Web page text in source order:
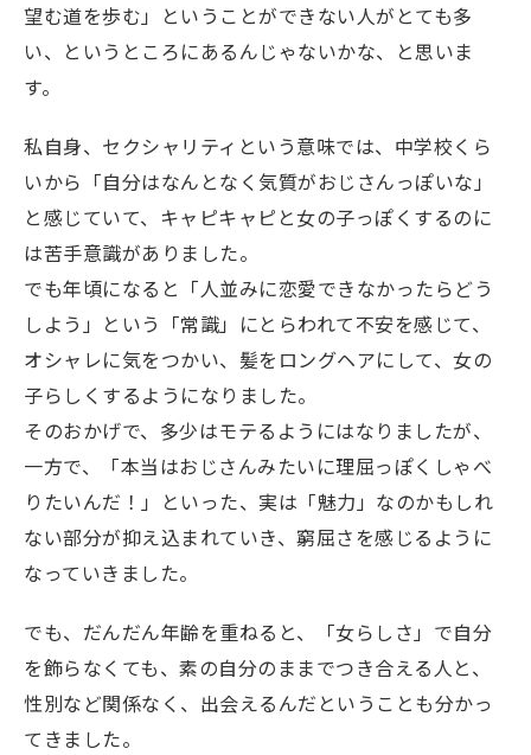
望む道を歩む」ということができない人がとても多
い、というところにあるんじゃないかな、と思いま
す。
私自身、セクシャリティという意味では、中学校くら
いから「自分はなんとなく気質がおじさんっぽいな」
と感じていて、キャピキャピと女の子っぽくするのに
は苦手意識がありました。
でも年頃になると「人並みに恋愛できなかったらどう
しよう」という「常識」にとらわれて不安を感じて、
オシャレに気をつかい、髪をロングヘアにして、女の
子らしくするようになりました。
そのおかげで、多少はモテるようにはなりましたが、
一方で、「本当はおじさんみたいに理屈っぽくしゃべ
りたいんだ！」といった、実は「魅力」なのかもしれ
ない部分が抑え込まれていき、窮屈さを感じるように
なっていきました。
でも、だんだん年齢を重ねると、「女らしさ」で自分
を飾らなくても、素の自分のままでつき合える人と、
性別など関係なく、出会えるんだということも分かっ
てきました。